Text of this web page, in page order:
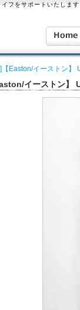
フをサポートいたしま
【Easton/イーストン】
イーストン】